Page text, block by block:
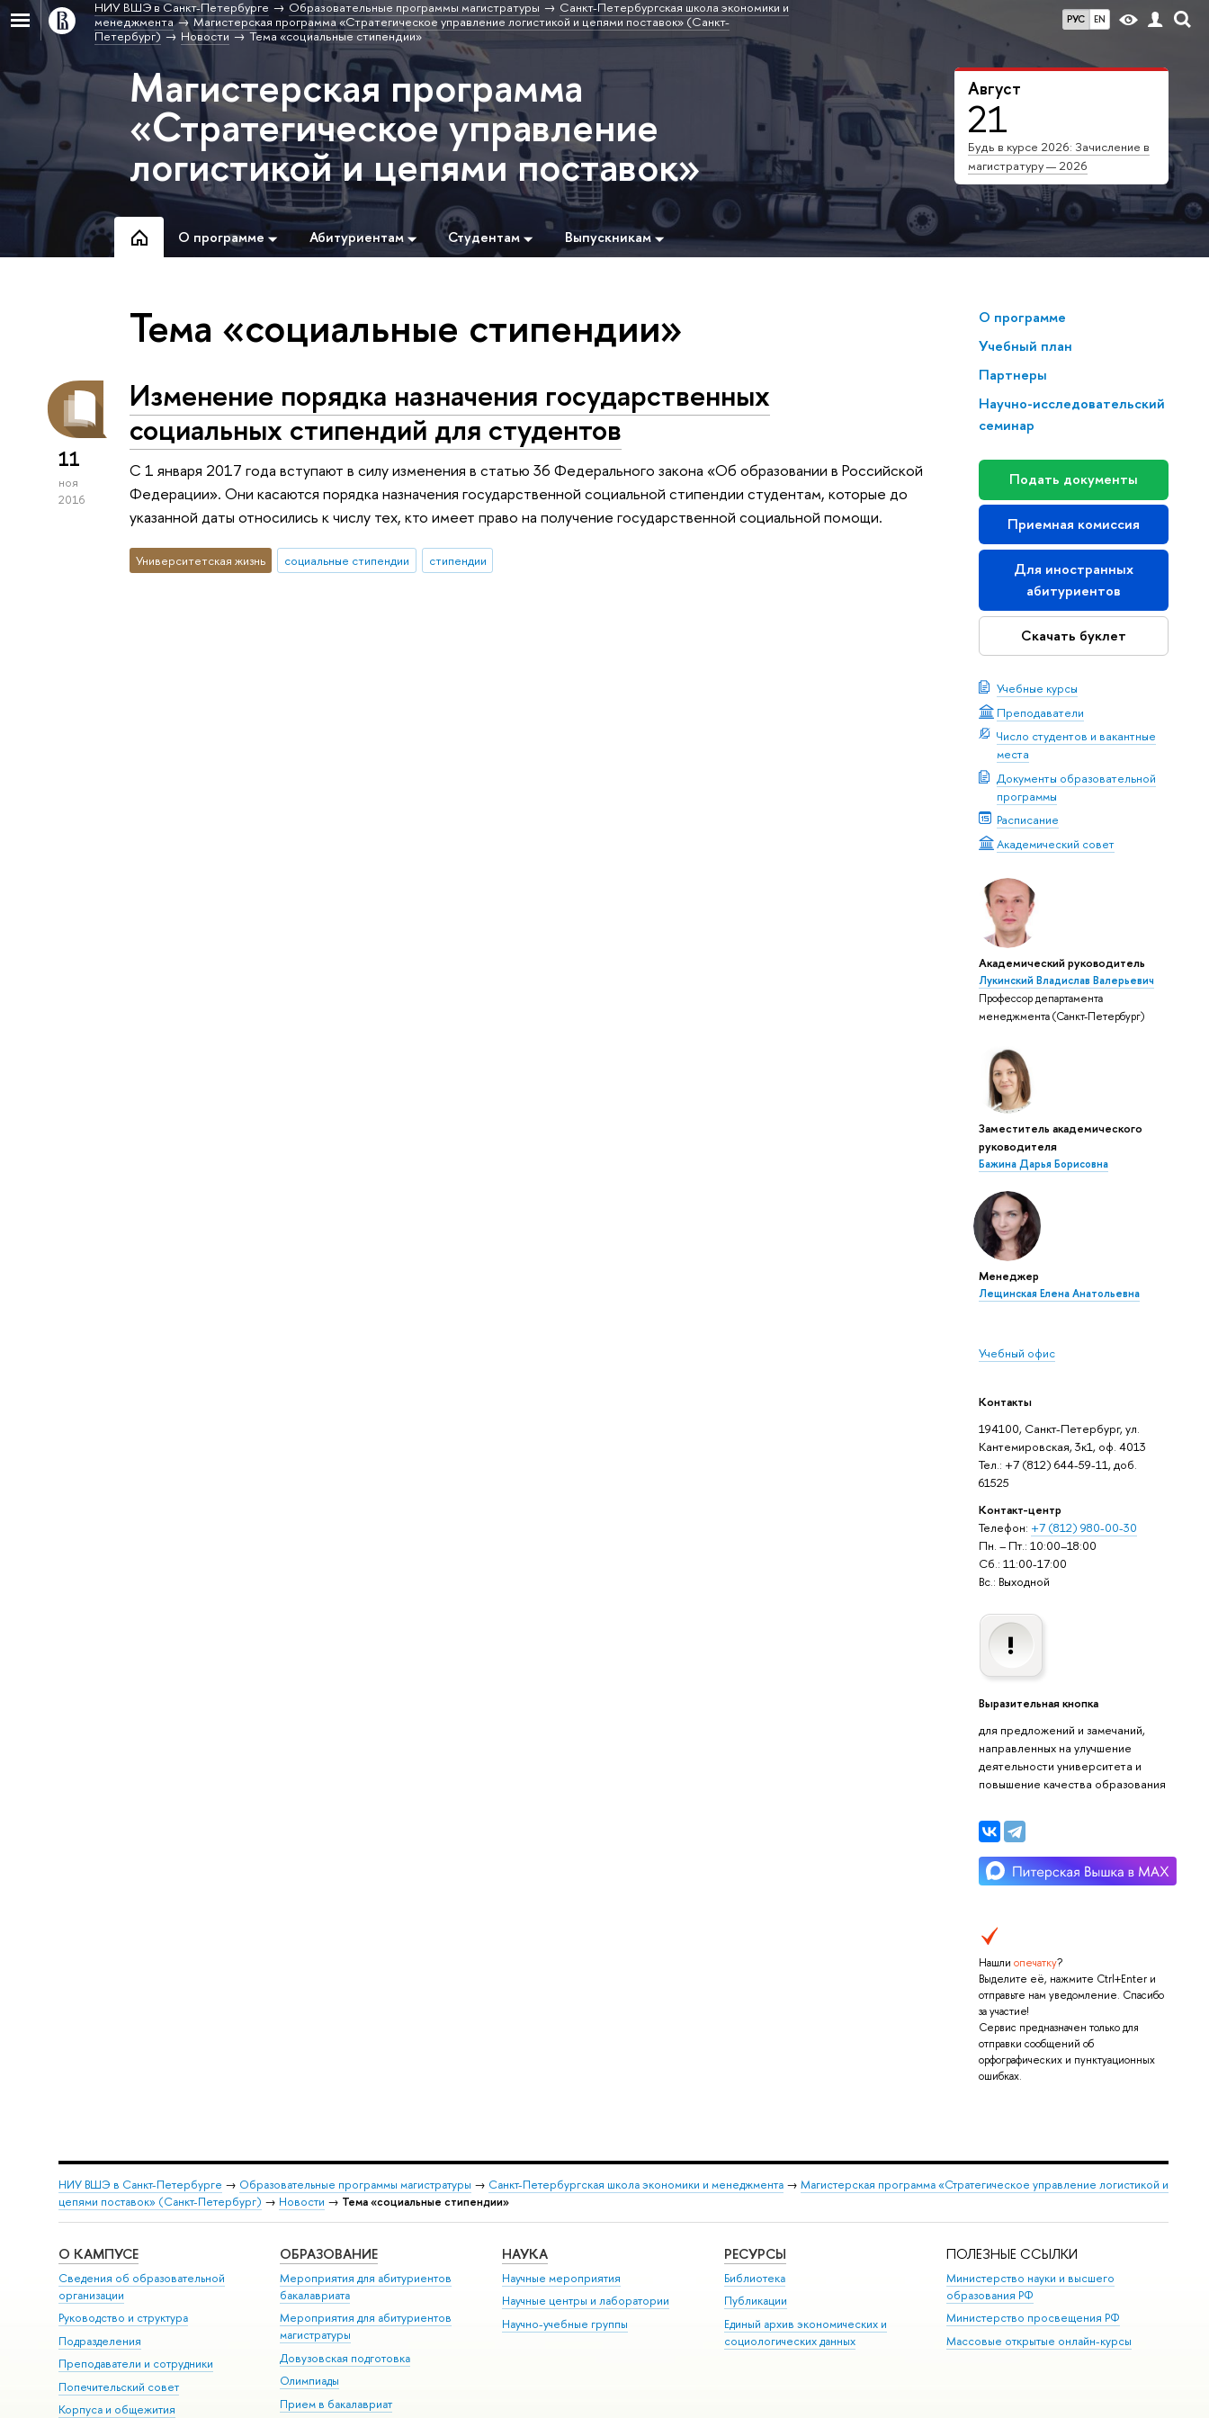
РУС EN
НИУ ВШЭ в Санкт-Петербурге Образовательные программы магистратуры
Санкт-Петербургская школа экономики и
менеджмента
Магистерская программа «Стратегическое управление логистикой и цепями поставок» (Санкт-
Петербург)
Новости Тема «социальные стипендии»
Август
21
Будь в курсе 2026: Зачисление в
магистратуру — 2026
Магистерская программа
«Стратегическое управление
логистикой и цепями поставок»
О программе Абитуриентам Студентам Выпускникам
О программе
Учебный план
Партнеры
Научно-исследовательский
семинар
Подать документы
Приемная комиссия
Для иностранных
абитуриентов
Скачать буклет
Учебные курсы
Преподаватели
Число студентов и вакантные
места
Документы образовательной
программы
Расписание
Академический совет
Академический руководитель
Лукинский Владислав Валерьевич
Профессор департамента
менеджмента (Санкт-Петербург)
Заместитель академического
руководителя
Бажина Дарья Борисовна
Менеджер
Лещинская Елена Анатольевна
Учебный офис
Контакты
194100, Санкт-Петербург, ул.
Кантемировская, 3к1, оф. 4013
Тел.: +7 (812) 644-59-11, доб.
61525
Контакт-центр
Телефон: +7 (812) 980-00-30
Пн. – Пт.: 10:00–18:00
Сб.: 11:00-17:00
Вс.: Выходной
Выразительная кнопка
для предложений и замечаний,
направленных на улучшение
деятельности университета и
повышение качества образования
Нашли опечатку?
Выделите её, нажмите Ctrl+Enter и
отправьте нам уведомление. Спасибо
за участие!
Сервис предназначен только для
отправки сообщений об
орфографических и пунктуационных
ошибках.
Тема «социальные стипендии»
11
ноя
2016
Изменение порядка назначения государственных
социальных стипендий для студентов
С 1 января 2017 года вступают в силу изменения в статью 36 Федерального закона «Об образовании в Российской
Федерации». Они касаются порядка назначения государственной социальной стипендии студентам, которые до
указанной даты относились к числу тех, кто имеет право на получение государственной социальной помощи.
Университетская жизнь социальные стипендии стипендии
НИУ ВШЭ в Санкт-Петербурге → Образовательные программы магистратуры → Санкт-Петербургская школа экономики и менеджмента→ Магистерская программа «Стратегическое управление логистикой и
цепями поставок» (Санкт-Петербург) → Новости → Тема «социальные стипендии»
О КАМПУСЕ
Сведения об образовательной
организации
Руководство и структура
Подразделения
Преподаватели и сотрудники
Попечительский совет
Корпуса и общежития
ОБРАЗОВАНИЕ
Мероприятия для абитуриентов
бакалавриата
Мероприятия для абитуриентов
магистратуры
Довузовская подготовка
Олимпиады
Прием в бакалавриат
НАУКА
Научные мероприятия
Научные центры и лаборатории
Научно-учебные группы
РЕСУРСЫ
Библиотека
Публикации
Единый архив экономических и
социологических данных
ПОЛЕЗНЫЕ ССЫЛКИ
Министерство науки и высшего
образования РФ
Министерство просвещения РФ
Массовые открытые онлайн-курсы